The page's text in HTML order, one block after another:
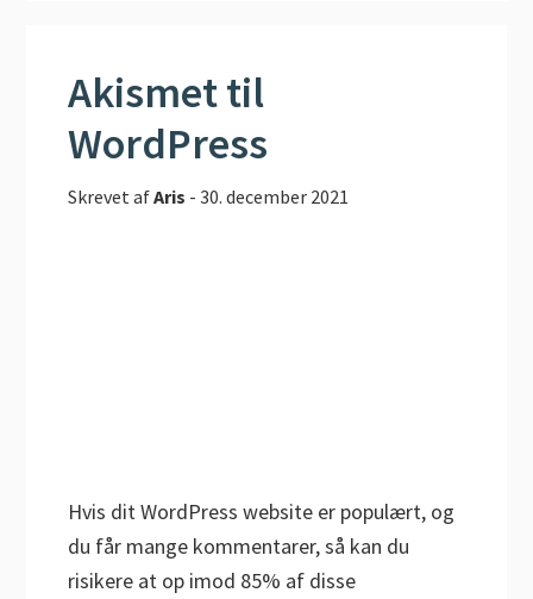
Akismet til
WordPress
Skrevet afAris -30. december 2021
Hvis dit WordPress website er populært, og
du får mange kommentarer, så kan du
risikere at op imod 85% af disse